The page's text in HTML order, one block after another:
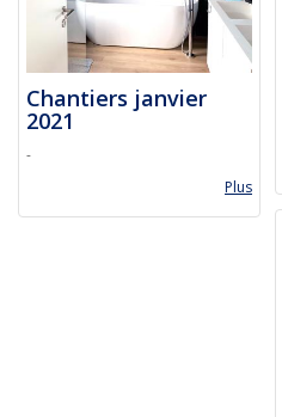
Chantiers janvier
2021
-
Plus